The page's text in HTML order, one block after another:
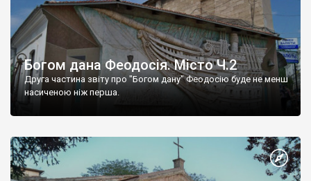
Богом дана Феодосія. Місто Ч.2
Друга частина звіту про "Богом дану" Феодосію буде не менш
насиченою ніж перша.